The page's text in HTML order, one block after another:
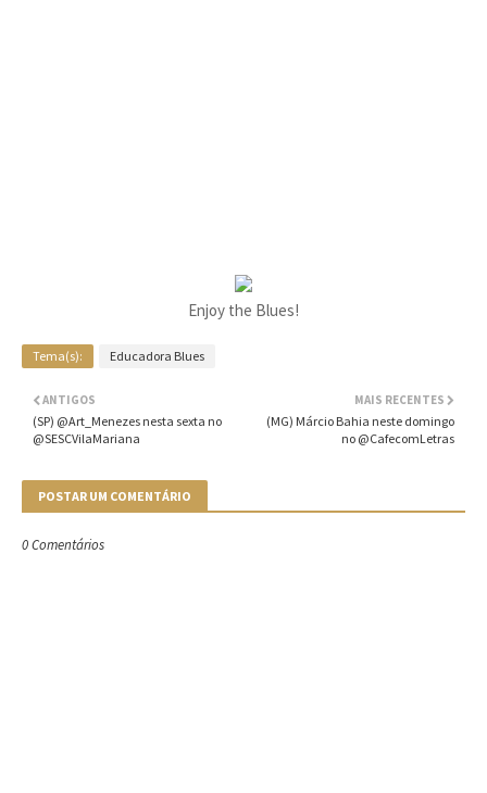
Enjoy the Blues!
Tema(s): Educadora Blues
MAIS RECENTES
(MG) Márcio Bahia neste domingo
no @CafecomLetras
ANTIGOS
(SP) @Art_Menezes nesta sexta no
@SESCVilaMariana
POSTAR UM COMENTÁRIO
0 Comentários